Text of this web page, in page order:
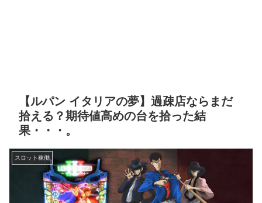
【ルパン イタリアの夢】過疎店ならまだ
拾える？期待値高めの台を拾った結
果・・・。
スロット稼働